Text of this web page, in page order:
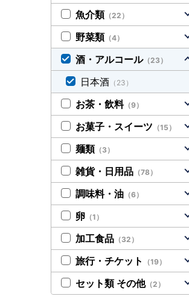
魚介類 （22）
野菜類 （4）
酒・アルコール（23）
日本酒 （23）
お茶・飲料（9）
お菓子・スイーツ （15）
麺類 （3）
雑貨・日用品 （78）
調味料・油 （6）
卵 （1）
加工食品 （32）
旅行・チケット （19）
セット類 その他（2）